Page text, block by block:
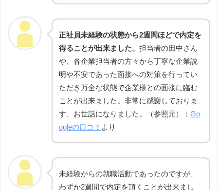
正社員未経験の状態から2週間ほどで内定を
得ることが出来ました。 担当者の田中さん
や、各企業担当者の方々から丁寧な企業説
明や不安であった面接への対策を行ってい
ただき万全な状態で企業様との面接に臨む
ことが出来ました。非常に感謝しておりま
す、お世話になりました。（参照元）： Go
ogleの口コミ より
未経験からの就職活動であったのですが、
わずか2週間で内定を頂くことが出来まし